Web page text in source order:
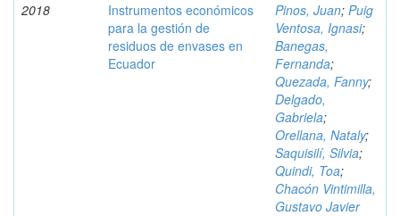
2018
Instrumentos económicos
para la gestión de
residuos de envases en
Ecuador
Pinos, Juan; Puig
Ventosa, Ignasi;
Banegas,
Fernanda;
Quezada, Fanny;
Delgado,
Gabriela;
Orellana, Nataly;
Saquisilí, Silvia;
Quindi, Toa;
Chacón Vintimilla,
Gustavo Javier